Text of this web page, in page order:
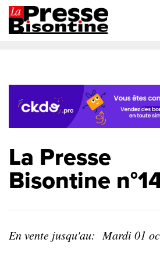
La Presse
Bisontine
En vente jusqu'au: Mardi 01